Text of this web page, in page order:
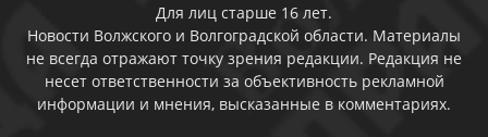
Для лиц старше 16 лет.
Новости Волжского и Волгоградской области. Материалы
не всегда отражают точку зрения редакции. Редакция не
несет ответственности за объективность рекламной
информации и мнения, высказанные в комментариях.